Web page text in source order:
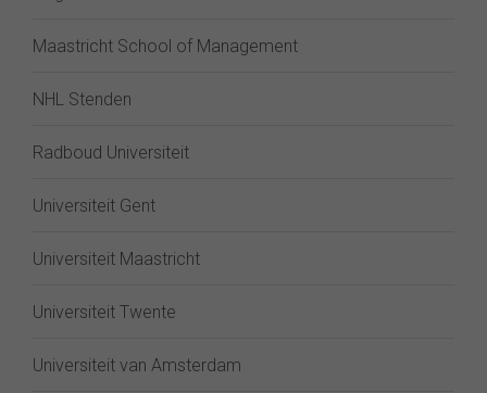
Maastricht School of Management
NHL Stenden
Radboud Universiteit
Universiteit Gent
Universiteit Maastricht
Universiteit Twente
Universiteit van Amsterdam